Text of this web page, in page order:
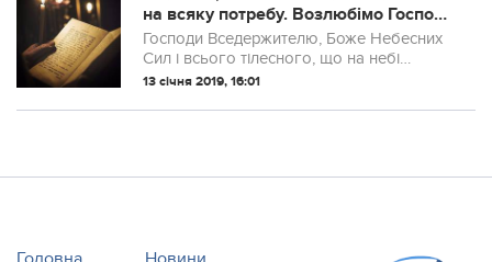
на всяку потребу. Возлюбімо Господа
і Його молитви, як самих себе!
Господи Вседержителю, Боже Небесних
Сил і всього тілесного, що на небі
живеш і нас, смиренних доглядаєш,
таємне в людині, добре бачиш,
13 січня 2019, 16:01